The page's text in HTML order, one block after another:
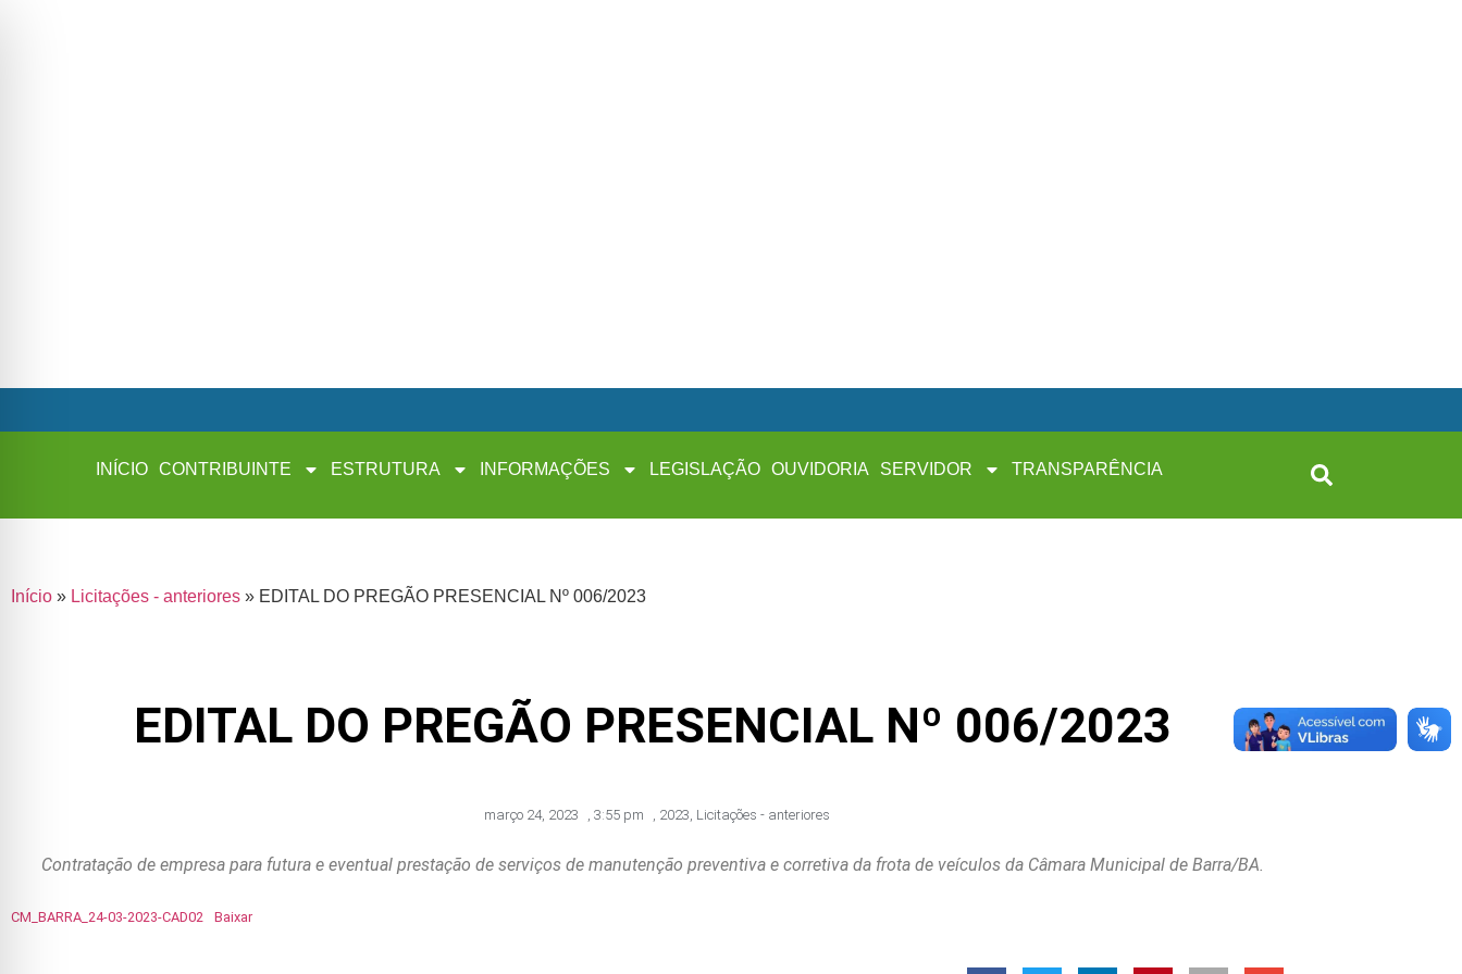
INÍCIO CONTRIBUINTE ESTRUTURA INFORMAÇÕES LEGISLAÇÃO OUVIDORIA SERVIDOR TRANSPARÊNCIA
Início » Licitações - anteriores » EDITAL DO PREGÃO PRESENCIAL Nº 006/2023
EDITAL DO PREGÃO PRESENCIAL Nº 006/2023
março 24, 2023 , 3:55 pm , 2023, Licitações - anteriores
Contratação de empresa para futura e eventual prestação de serviços de manutenção preventiva e corretiva da frota de veículos da Câmara Municipal de Barra/BA.
CM_BARRA_24-03-2023-CAD02 Baixar